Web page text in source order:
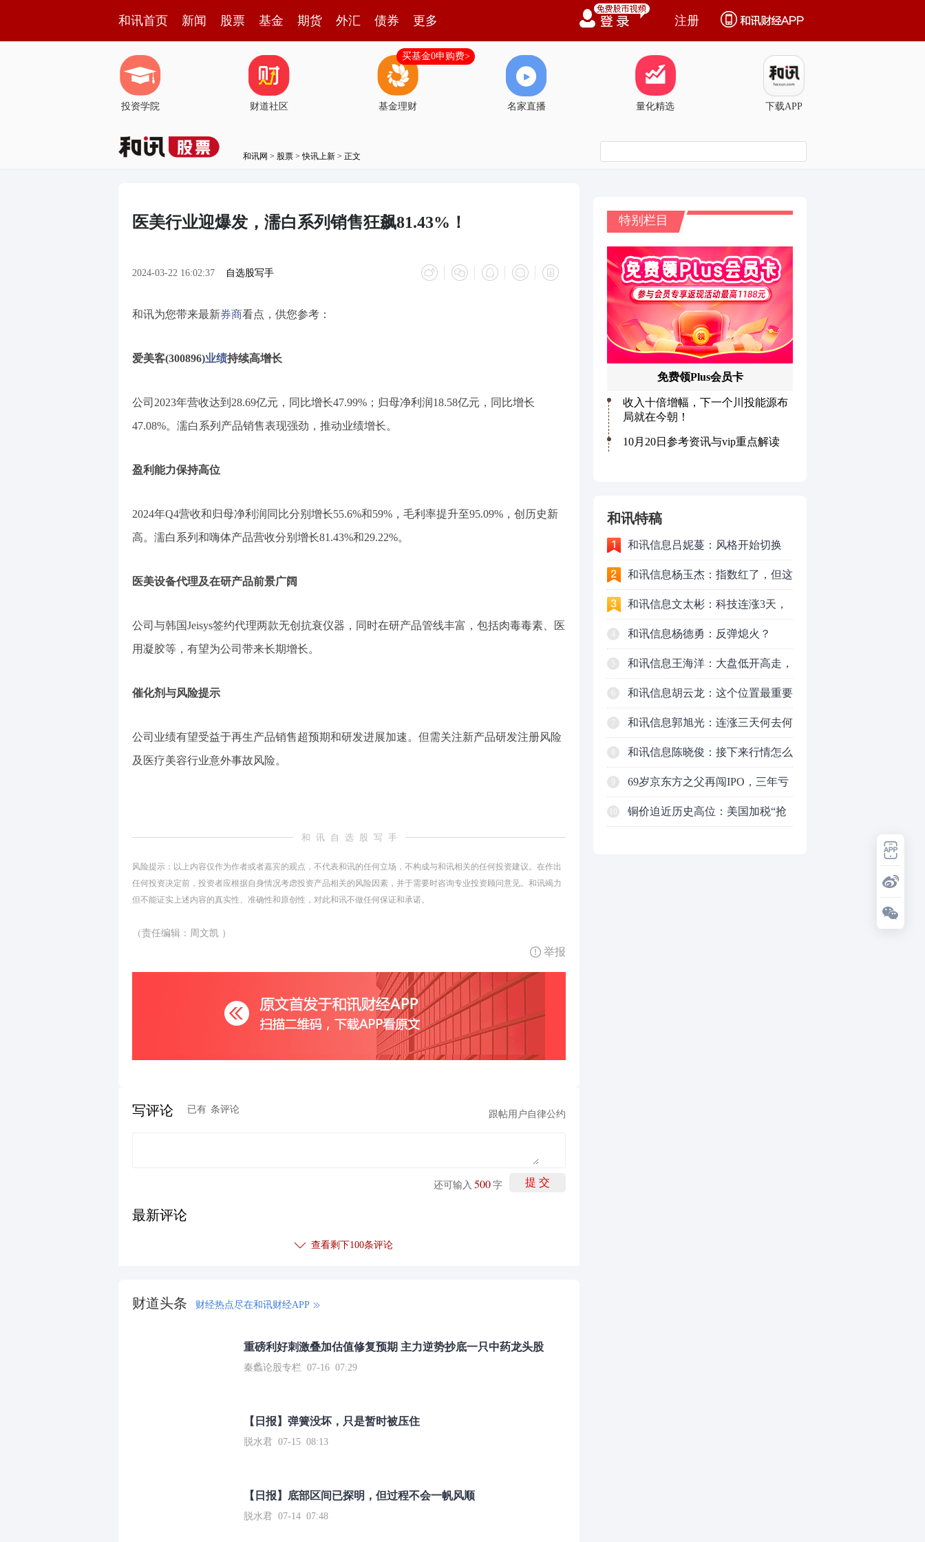
和讯首页 新闻 股票 基金 期货 外汇 债券 更多 注册
投资学院 财道社区 基金理财
买基金0申购费>
名家直播 量化精选 下载APP
和讯网 > 股票 >快讯上新 > 正文
医美行业迎爆发，濡白系列销售狂飙81.43%！
2024-03-22 16:02:37 自选股写手
和讯为您带来最新券商看点，供您参考：
爱美客(300896)业绩持续高增长
公司2023年营收达到28.69亿元，同比增长47.99%；归母净利润18.58亿元，同比增长
47.08%。濡白系列产品销售表现强劲，推动业绩增长。
盈利能力保持高位
2024年Q4营收和归母净利润同比分别增长55.6%和59%，毛利率提升至95.09%，创历史新
高。濡白系列和嗨体产品营收分别增长81.43%和29.22%。
医美设备代理及在研产品前景广阔
公司与韩国Jeisys签约代理两款无创抗衰仪器，同时在研产品管线丰富，包括肉毒毒素、医
用凝胶等，有望为公司带来长期增长。
催化剂与风险提示
公司业绩有望受益于再生产品销售超预期和研发进展加速。但需关注新产品研发注册风险
及医疗美容行业意外事故风险。
和讯自选股写手
风险提示：以上内容仅作为作者或者嘉宾的观点，不代表和讯的任何立场，不构成与和讯相关的任何投资建议。在作出
任何投资决定前，投资者应根据自身情况考虑投资产品相关的风险因素，并于需要时咨询专业投资顾问意见。和讯竭力
但不能证实上述内容的真实性、准确性和原创性，对此和讯不做任何保证和承诺。
（责任编辑：周文凯 ）
举报
写评论 已有 条评论 跟帖用户自律公约
提 交
还可输入 500 字
最新评论
查看剩下100条评论
财道头条 财经热点尽在和讯财经APP
重磅利好刺激叠加估值修复预期 主力逆势抄底一只中药龙头股
秦蠡论股专栏 07-16 07:29
【日报】弹簧没坏，只是暂时被压住
脱水君 07-15 08:13
【日报】底部区间已探明，但过程不会一帆风顺
脱水君 07-14 07:48
和讯特稿
和讯信息吕妮蔓：风格开始切换
了，周五干万注意
和讯信息杨玉杰：指数红了，但这
个信号警惕！
和讯信息文太彬：科技连涨3天，
明天会迎来分化？
和讯信息杨德勇：反弹熄火？
5 和讯信息王海洋：大盘低开高走，
反弹结束了吗？
和讯信息胡云龙：这个位置最重要
的是什么？
7 和讯信息郭旭光：连涨三天何去何
从？主力思维轻松应对
和讯信息陈晓俊：接下来行情怎么
走？
69岁京东方之父再闯IPO，三年亏
掉49亿
铜价迫近历史高位：美国加税“抢